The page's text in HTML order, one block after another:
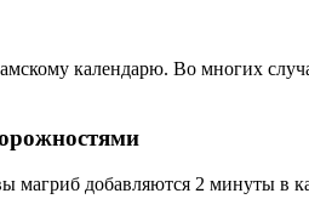
календарю. Во многих
добавляются 2 минуты в